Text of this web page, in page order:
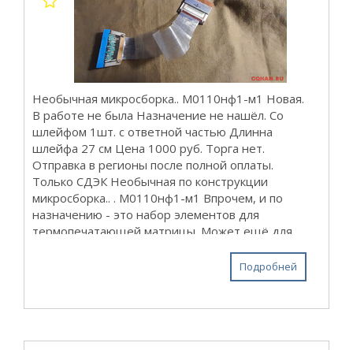
Необычная микросборка.. М0110нф1-м1 Новая.
В работе не была Назначение не нашёл. Со
шлейфом 1шт. с ответной частью Длинна
шлейфа 27 см Цена 1000 руб. Торга нет.
Отправка в регионы после полной оплаты.
Только СДЭК Необычная по конструкции
микросборка.. . М0110нф1-м1 Впрочем, и по
назначению - это набор элементов для
термопечатающей матрицы. Может ещё для
Подробней